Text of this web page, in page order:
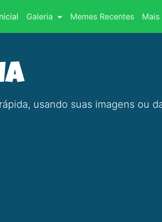
(current)
Galeria Memes Recentes
usando suas imagens ou